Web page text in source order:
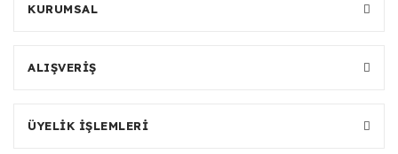
KURUMSAL
ALIŞVERİŞ
ÜYELİK İŞLEMLERİ